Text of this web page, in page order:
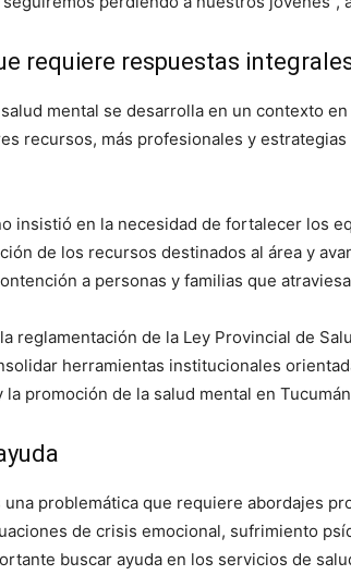
requiere respuestas
mental se desarrolla en un contexto
recursos, más profesionales y
insistió en la necesidad de fortalecer los
de los recursos destinados al área y
a personas y familias que
reglamentación de la Ley Provincial de
herramientas institucionales
la promoción de la salud mental en
una problemática que requiere abordajes
de crisis emocional, sufrimiento
buscar ayuda en los servicios de